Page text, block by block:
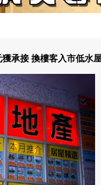
承接 換樓客入市低水